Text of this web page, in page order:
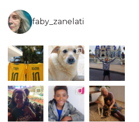
faby_zanelati